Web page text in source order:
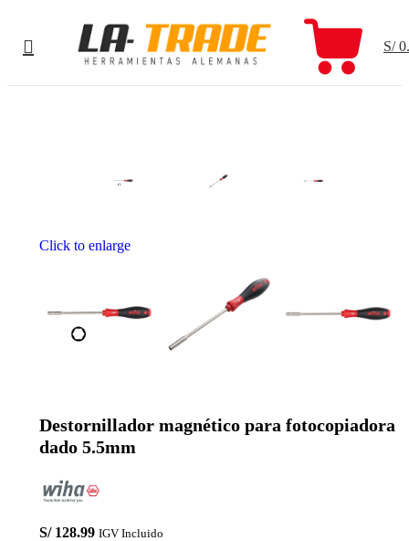
S/
Click to enlarge
Destornillador magnético para fotocopiadora
dado 5.5mm
S/128.99 IGV Incluido